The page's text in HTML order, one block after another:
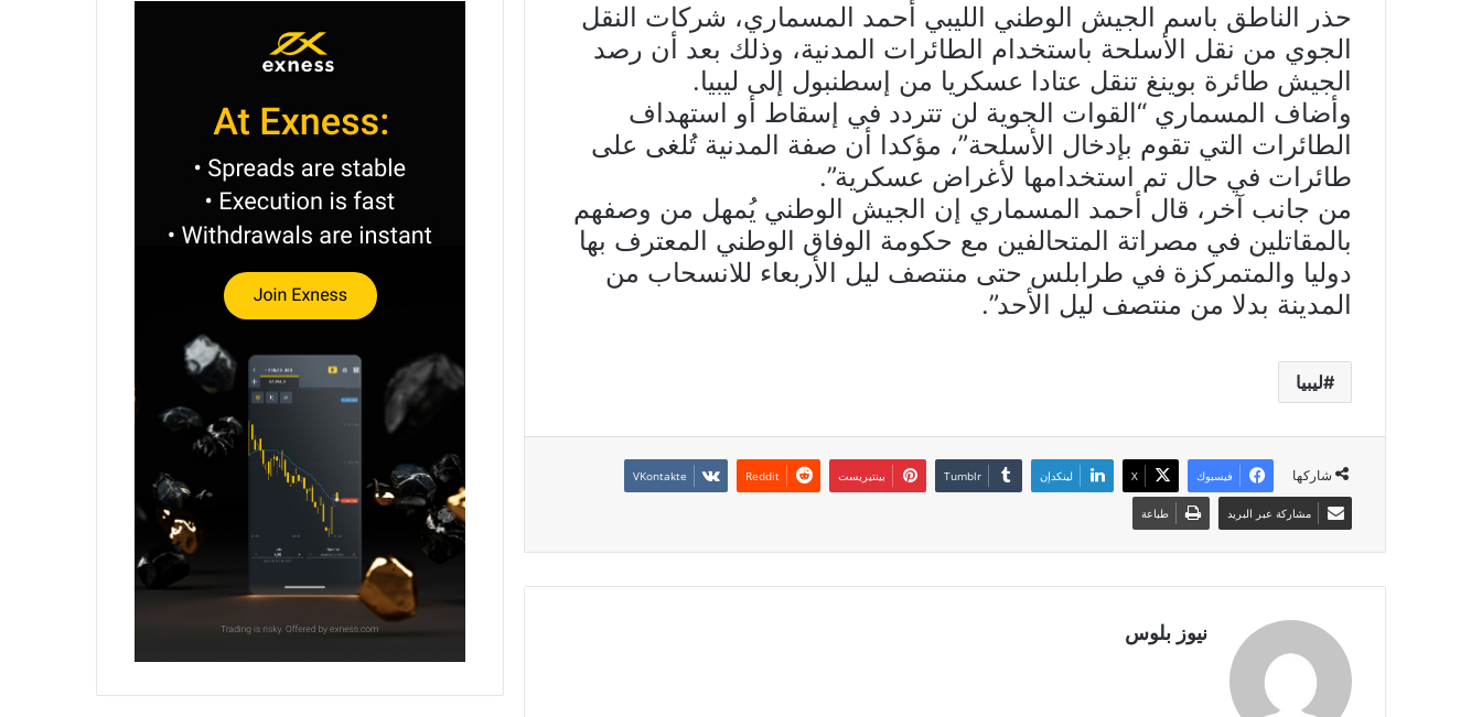
حذر الناطق باسم الجيش الوطني الليبي أحمد المسماري، شركات النقل
الجوي من نقل الأسلحة باستخدام الطائرات المدنية، وذلك بعد أن رصد
الجيش طائرة بوينغ تنقل عتادا عسكريا من إسطنبول إلى ليبيا.
وأضاف المسماري “القوات الجوية لن تتردد في إسقاط أو استهداف
الطائرات التي تقوم بإدخال الأسلحة”، مؤكدا أن صفة المدنية تُلغى على
طائرات في حال تم استخدامها لأغراض عسكرية”.
من جانب آخر، قال أحمد المسماري إن الجيش الوطني يُمهل من وصفهم
بالمقاتلين في مصراتة المتحالفين مع حكومة الوفاق الوطني المعترف بها
دوليا والمتمركزة في طرابلس حتى منتصف ليل الأربعاء للانسحاب من
المدينة بدلا من منتصف ليل الأحد”.
ليبيا
شاركها فيسبوك X لينكدإن بينتيريست
مشاركة عبر البريد طباعة
نيوز بلوس